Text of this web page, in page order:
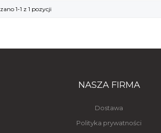
1-1 z 1 pozycji
NASZA FIRMA
Dostawa
Polityka prywatności